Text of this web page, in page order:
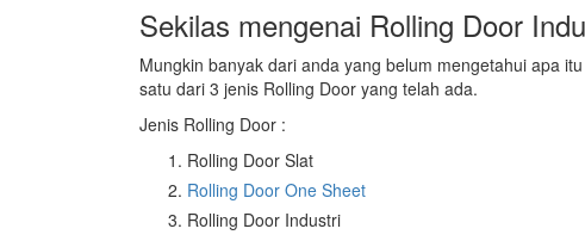
Sekilas mengenai Rolling Door
Mungkin banyak dari anda yang belum mengetahui apa
satu dari 3 jenis Rolling Door yang telah ada.
Jenis Rolling Door :
Rolling Door Slat
Rolling Door One Sheet
Rolling Door Industri